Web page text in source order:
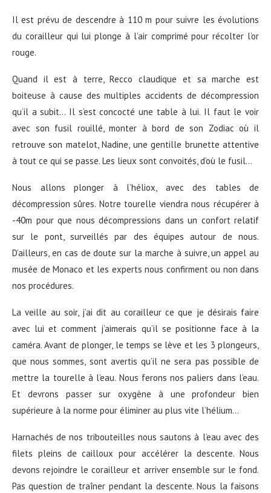
Il est prévu de descendre à 110 m pour suivre les évolutions
du corailleur qui lui plonge à l’air comprimé pour récolter l’or
rouge.
Quand il est à terre, Recco claudique et sa marche est
boiteuse à cause des multiples accidents de décompression
qu’il a subit… Il s’est concocté une table à lui. Il faut le voir
avec son fusil rouillé, monter à bord de son Zodiac où il
retrouve son matelot, Nadine, une gentille brunette attentive
à tout ce qui se passe. Les lieux sont convoités, d’où le fusil…
Nous allons plonger à l’héliox, avec des tables de
décompression sûres. Notre tourelle viendra nous récupérer à
-40m pour que nous décompressions dans un confort relatif
sur le pont, surveillés par des équipes autour de nous.
D’ailleurs, en cas de doute sur la marche à suivre, un appel au
musée de Monaco et les experts nous confirment ou non dans
nos procédures.
La veille au soir, j’ai dit au corailleur ce que je désirais faire
avec lui et comment j’aimerais qu’il se positionne face à la
caméra. Avant de plonger, le temps se lève et les 3 plongeurs,
que nous sommes, sont avertis qu’il ne sera pas possible de
mettre la tourelle à l’eau. Nous ferons nos paliers dans l’eau.
Et devrons passer sur oxygène à une profondeur bien
supérieure à la norme pour éliminer au plus vite l’hélium…
Harnachés de nos tribouteilles nous sautons à l’eau avec des
filets pleins de cailloux pour accélérer la descente. Nous
devons rejoindre le corailleur et arriver ensemble sur le fond.
Pas question de traîner pendant la descente. Nous la faisons